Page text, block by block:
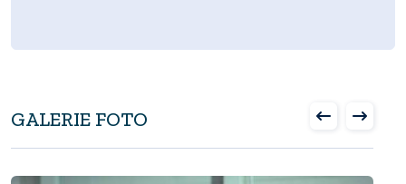
GALERIE FOTO